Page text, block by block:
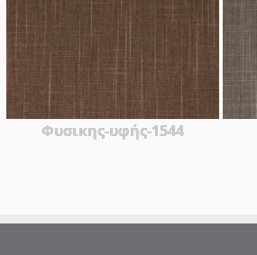
Φυσικης-υφής-1544